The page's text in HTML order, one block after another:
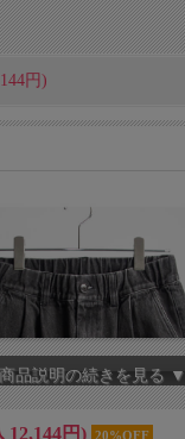
円)
品説明の続きを見る ▼
12,144円) 20%OFF